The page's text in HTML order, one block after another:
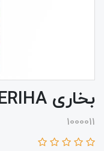
بخاری PERIHA سری HE-50
1000011